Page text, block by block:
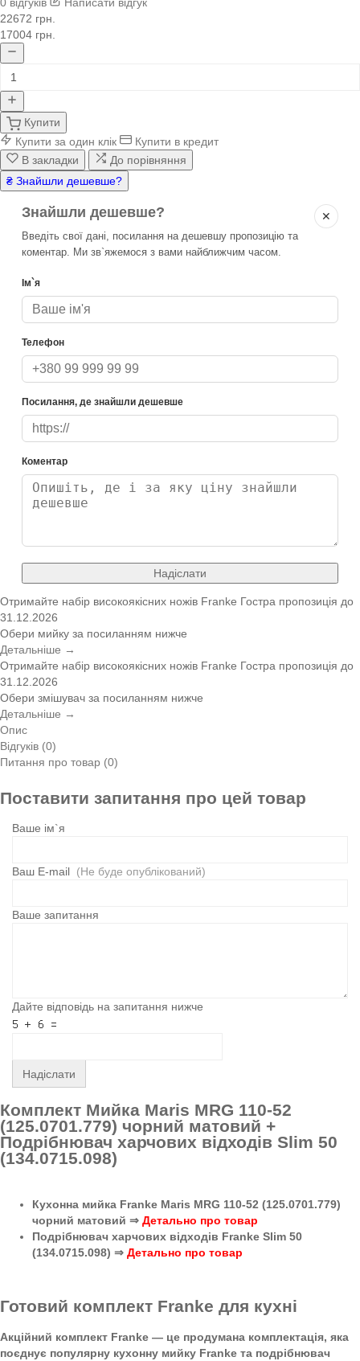
0 відгуків
Написати відгук
22672 грн.
17004 грн.
Купити
Купити за один клік
Купити в кредит
В закладки
До порівняння
₴ Знайшли дешевше?
✕
Знайшли дешевше?
Введіть свої дані, посилання на дешевшу пропозицію та
коментар. Ми зв`яжемося з вами найближчим часом.
Ім`я
Телефон
Посилання, де знайшли дешевше
Коментар
Надіслати
Отримайте набір високоякісних ножів Franke Гостра пропозиція до
31.12.2026
Обери мийку за посиланням нижче
Детальніше →
Отримайте набір високоякісних ножів Franke Гостра пропозиція до
31.12.2026
Обери змішувач за посиланням нижче
Детальніше →
Опис
Відгуків (0)
Питання про товар (0)
Поставити запитання про цей товар
Ваше ім`я
Ваш E-mail (Не буде опублікований)
Ваше запитання
Дайте відповідь на запитання нижче
Надіслати
Комплект Мийка Maris MRG 110-52
(125.0701.779) чорний матовий +
Подрібнювач харчових відходів Slim 50
(134.0715.098)
Кухонна мийка Franke Maris MRG 110-52 (125.0701.779)
чорний матовий ⇒ Детально про товар
Подрібнювач харчових відходів Franke Slim 50
(134.0715.098) ⇒ Детально про товар
Готовий комплект Franke для кухні
Акційний комплект Franke — це продумана комплектація, яка
поєднує популярну кухонну мийку Franke та подрібнювач